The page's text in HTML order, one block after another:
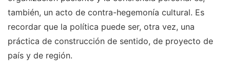
también, un acto de contra-hegemonía cultural. Es
recordar que la política puede ser, otra vez, una
práctica de construcción de sentido, de proyecto de
país y de región.